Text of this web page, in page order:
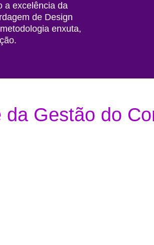
a excelência da
de Design
enxuta,
da Gestão do